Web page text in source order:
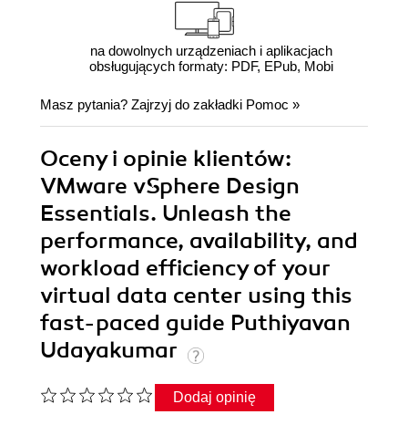
na dowolnych urządzeniach i aplikacjach
obsługujących formaty: PDF, EPub, Mobi
Masz pytania? Zajrzyj do zakładki Pomoc »
Oceny i opinie klientów:
VMware vSphere Design
Essentials. Unleash the
performance, availability, and
workload efficiency of your
virtual data center using this
fast-paced guide Puthiyavan
Udayakumar
Dodaj opinię